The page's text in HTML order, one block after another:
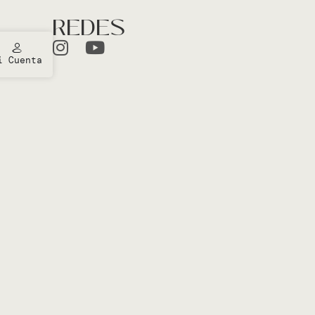
REDES
Cuenta